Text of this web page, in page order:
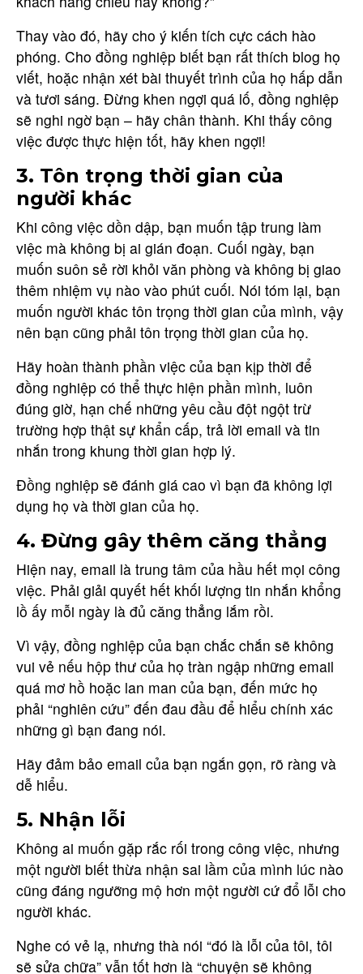
Thay vào đó, hãy cho ý kiến tích cực cách hào
phóng. Cho đồng nghiệp biết bạn rất thích blog họ
viết, hoặc nhận xét bài thuyết trình của họ hấp dẫn
và tươi sáng. Đừng khen ngợi quá lố, đồng nghiệp
sẽ nghi ngờ bạn – hãy chân thành. Khi thấy công
việc được thực hiện tốt, hãy khen ngợi!
3. Tôn trọng thời gian của
người khác
Khi công việc dồn dập, bạn muốn tập trung làm
việc mà không bị ai gián đoạn. Cuối ngày, bạn
muốn suôn sẻ rời khỏi văn phòng và không bị giao
thêm nhiệm vụ nào vào phút cuối. Nói tóm lại, bạn
muốn người khác tôn trọng thời gian của mình, vậy
nên bạn cũng phải tôn trọng thời gian của họ.
Hãy hoàn thành phần việc của bạn kịp thời để
đồng nghiệp có thể thực hiện phần mình, luôn
đúng giờ, hạn chế những yêu cầu đột ngột trừ
trường hợp thật sự khẩn cấp, trả lời email và tin
nhắn trong khung thời gian hợp lý.
Đồng nghiệp sẽ đánh giá cao vì bạn đã không lợi
dụng họ và thời gian của họ.
4. Đừng gây thêm căng thẳng
Hiện nay, email là trung tâm của hầu hết mọi công
việc. Phải giải quyết hết khối lượng tin nhắn khổng
lồ ấy mỗi ngày là đủ căng thẳng lắm rồi.
Vì vậy, đồng nghiệp của bạn chắc chắn sẽ không
vui vẻ nếu hộp thư của họ tràn ngập những email
quá mơ hồ hoặc lan man của bạn, đến mức họ
phải “nghiên cứu” đến đau đầu để hiểu chính xác
những gì bạn đang nói.
Hãy đảm bảo email của bạn ngắn gọn, rõ ràng và
dễ hiểu.
5. Nhận lỗi
Không ai muốn gặp rắc rối trong công việc, nhưng
một người biết thừa nhận sai lầm của mình lúc nào
cũng đáng ngưỡng mộ hơn một người cứ đổ lỗi cho
người khác.
Nghe có vẻ lạ, nhưng thà nói “đó là lỗi của tôi, tôi
sẽ sửa chữa” vẫn tốt hơn là “chuyện sẽ không